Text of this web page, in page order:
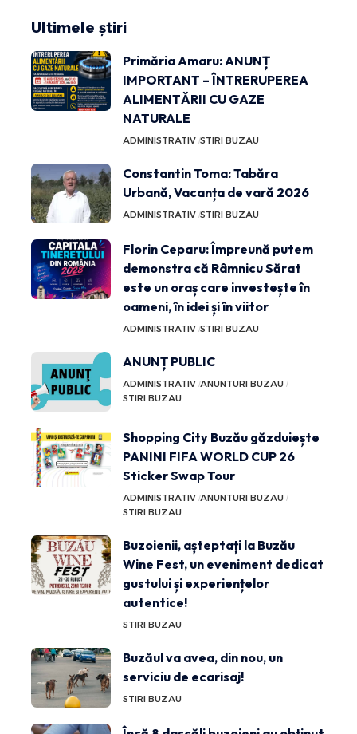
Ultimele știri
Primăria Amaru: ANUNȚ
IMPORTANT – ÎNTRERUPEREA
ALIMENTĂRII CU GAZE
NATURALE
ADMINISTRATIV STIRI BUZAU
Constantin Toma: Tabăra
Urbană, Vacanța de vară 2026
ADMINISTRATIV STIRI BUZAU
Florin Ceparu: Împreună putem
demonstra că Râmnicu Sărat
este un oraș care investește în
oameni, în idei și în viitor
ADMINISTRATIV STIRI BUZAU
ANUNȚ PUBLIC
ADMINISTRATIV ANUNTURI BUZAU
STIRI BUZAU
Shopping City Buzău găzduiește
PANINI FIFA WORLD CUP 26
Sticker Swap Tour
ADMINISTRATIV ANUNTURI BUZAU
STIRI BUZAU
Buzoienii, așteptați la Buzău
Wine Fest, un eveniment dedicat
gustului și experiențelor
autentice!
STIRI BUZAU
Buzăul va avea, din nou, un
serviciu de ecarisaj!
STIRI BUZAU